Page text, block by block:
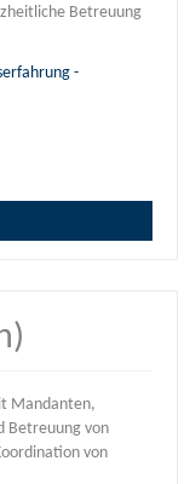
Betreuung
-
Mandanten,
Betreuung von
von